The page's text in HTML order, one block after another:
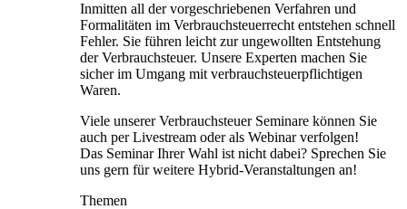
Inmitten all der vorgeschriebenen Verfahren und
Formalitäten im Verbrauchsteuerrecht entstehen schnell
Fehler. Sie führen leicht zur ungewollten Entstehung
der Verbrauchsteuer. Unsere Experten machen Sie
sicher im Umgang mit verbrauchsteuerpflichtigen
Waren.
Viele unserer Verbrauchsteuer Seminare können Sie
auch per Livestream oder als Webinar verfolgen!
Das Seminar Ihrer Wahl ist nicht dabei? Sprechen Sie
uns gern für weitere Hybrid-Veranstaltungen an!
Themen